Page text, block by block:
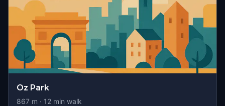
Oz Park
867 m · 12 min walk